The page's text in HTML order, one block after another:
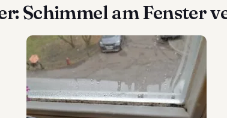
Schimmel am Fenster